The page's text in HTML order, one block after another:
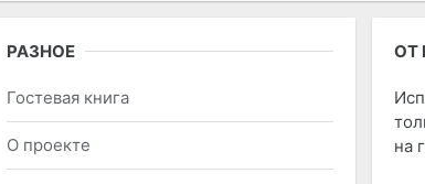
РАЗНОЕ
Гостевая книга
О проекте
ОТ
на